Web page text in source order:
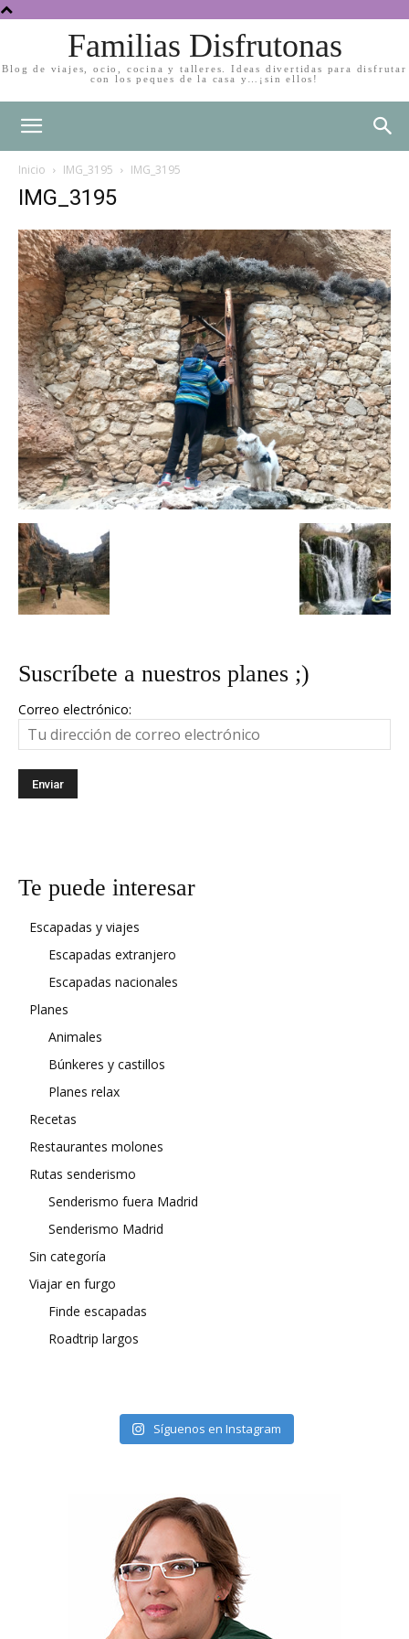
Familias Disfrutonas
Blog de viajes, ocio, cocina y talleres. Ideas divertidas para disfrutar
con los peques de la casa y…¡sin ellos!
Inicio IMG_3195 IMG_3195
IMG_3195
Suscríbete a nuestros planes ;)
Correo electrónico:
Te puede interesar
Escapadas y viajes
Escapadas extranjero
Escapadas nacionales
Planes
Animales
Búnkeres y castillos
Planes relax
Recetas
Restaurantes molones
Rutas senderismo
Senderismo fuera Madrid
Senderismo Madrid
Sin categoría
Viajar en furgo
Finde escapadas
Roadtrip largos
Síguenos en Instagram